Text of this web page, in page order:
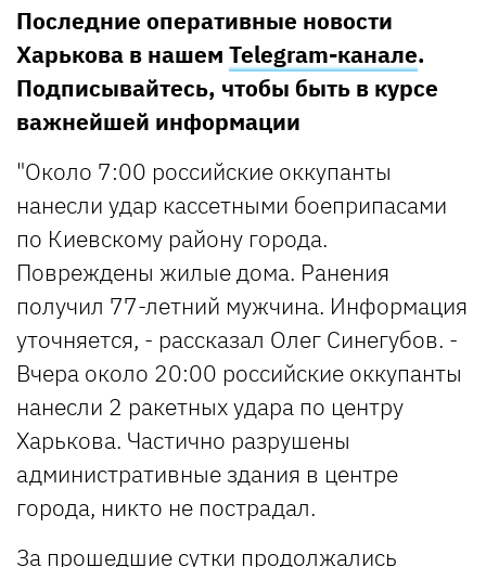
Последние оперативные новости
Харькова в нашем Telegram-канале.
Подписывайтесь, чтобы быть в курсе
важнейшей информации
"Около 7:00 российские оккупанты
нанесли удар кассетными боеприпасами
по Киевскому району города.
Повреждены жилые дома. Ранения
получил 77-летний мужчина. Информация
уточняется, - рассказал Олег Синегубов. -
Вчера около 20:00 российские оккупанты
нанесли 2 ракетных удара по центру
Харькова. Частично разрушены
административные здания в центре
города, никто не пострадал.
За прошедшие сутки продолжались